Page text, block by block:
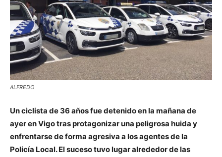
ALFREDO
Un ciclista de 36 años fue detenido en la mañana de
ayer en Vigo tras protagonizar una peligrosa huida y
enfrentarse de forma agresiva a los agentes de la
Policía Local. El suceso tuvo lugar alrededor de las